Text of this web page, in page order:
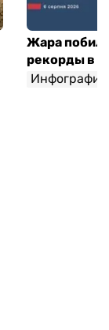
Жара
рекорды в